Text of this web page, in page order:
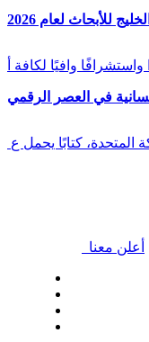
للأبحاث لعام 2026
في العصر الرقمي
كتابًا يحمل ع
أعلن معنا